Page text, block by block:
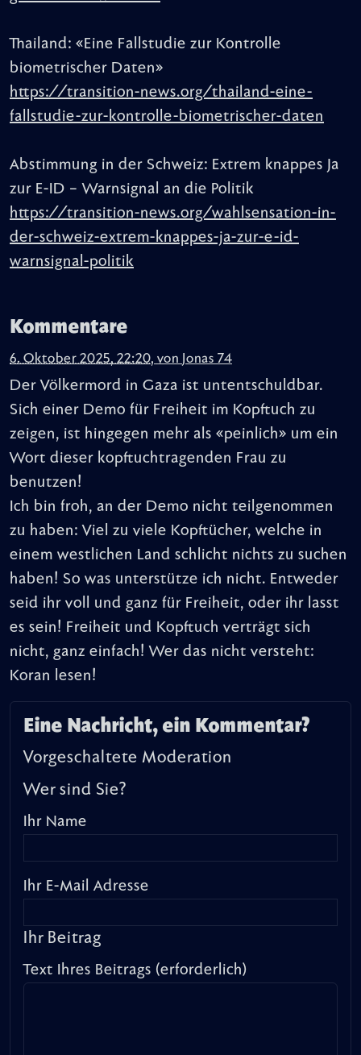
Thailand: «Eine Fallstudie zur Kontrolle
biometrischer Daten»
https://transition-news.org/thailand-eine-
fallstudie-zur-kontrolle-biometrischer-daten
Abstimmung in der Schweiz: Extrem knappes Ja
zur E-ID – Warnsignal an die Politik
https://transition-news.org/wahlsensation-in-
der-schweiz-extrem-knappes-ja-zur-e-id-
warnsignal-politik
Kommentare
6. Oktober 2025, 22:20, von Jonas 74
Der Völkermord in Gaza ist untentschuldbar.
Sich einer Demo für Freiheit im Kopftuch zu
zeigen, ist hingegen mehr als «peinlich» um ein
Wort dieser kopftuchtragenden Frau zu
benutzen!
Ich bin froh, an der Demo nicht teilgenommen
zu haben: Viel zu viele Kopftücher, welche in
einem westlichen Land schlicht nichts zu suchen
haben! So was unterstütze ich nicht. Entweder
seid ihr voll und ganz für Freiheit, oder ihr lasst
es sein! Freiheit und Kopftuch verträgt sich
nicht, ganz einfach! Wer das nicht versteht:
Koran lesen!
Eine Nachricht, ein Kommentar?
Vorgeschaltete Moderation
Wer sind Sie?
Ihr Name
Ihr E-Mail Adresse
Ihr Beitrag
Text Ihres Beitrags (erforderlich)